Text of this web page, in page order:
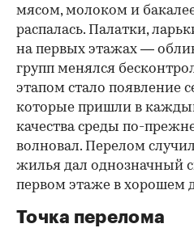
мясом, молоком и
распалась. Палатки,
на первых этажах —
групп менялся
этапом стало появление
которые пришли в
качества среды по-
волновал. Перелом
жилья дал однозначный
первом этаже в хорошем
Точка перелома